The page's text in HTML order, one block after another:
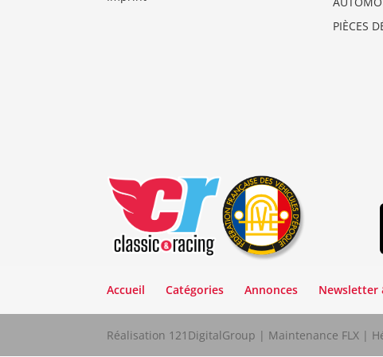
PIÈCES
Accueil Catégories Annonces Newsletter
Réalisation 121DigitalGroup | Maintenance FLX |